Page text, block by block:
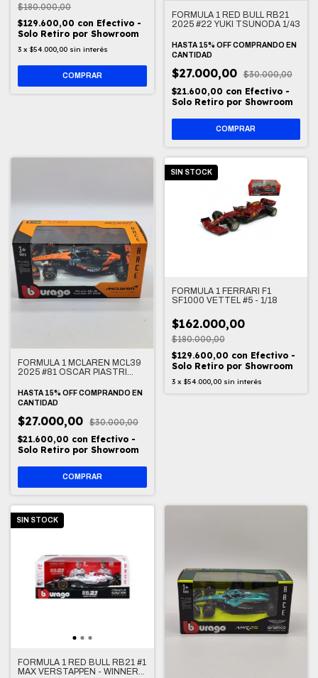
$180.000,00
$129.600,00 con Efectivo -
Solo Retiro por Showroom
3 x $54.000,00 sin interés
FORMULA 1 RED BULL RB21
2025 #22 YUKI TSUNODA 1/43
HASTA 15% OFF COMPRANDO EN
CANTIDAD
$27.000,00 $30.000,00
$21.600,00 con Efectivo -
Solo Retiro por Showroom
FORMULA 1 MCLAREN MCL39
2025 #81 OSCAR PIASTRI
HASTA 15% OFFCOMPRANDO EN
CANTIDAD
$27.000,00 $30.000,00
$21.600,00 con Efectivo -
Solo Retiro por Showroom
SIN STOCK
FORMULA 1 FERRARI F1
SF1000 VETTEL #5 - 1/18
$162.000,00
$180.000,00
$129.600,00 con Efectivo -
Solo Retiro por Showroom
3 x $54.000,00 sin interés
SIN STOCK
FORMULA 1 RED BULL RB21 #1
MAX VERSTAPPEN - WINNER